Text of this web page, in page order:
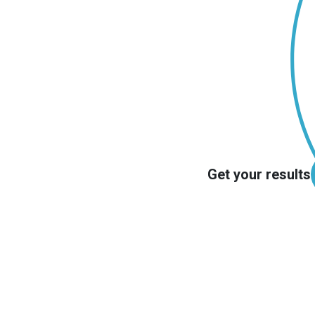
Get your results